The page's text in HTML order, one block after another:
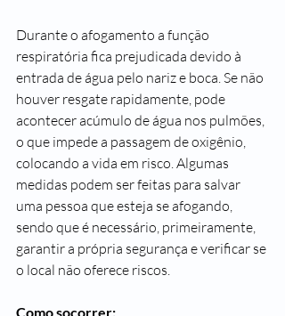
Durante o afogamento a função
respiratória fica prejudicada devido à
entrada de água pelo nariz e boca. Se não
houver resgate rapidamente, pode
acontecer acúmulo de água nos pulmões,
o que impede a passagem de oxigênio,
colocando a vida em risco. Algumas
medidas podem ser feitas para salvar
uma pessoa que esteja se afogando,
sendo que é necessário, primeiramente,
garantir a própria segurança e verificar se
o local não oferece riscos.
Como socorrer: